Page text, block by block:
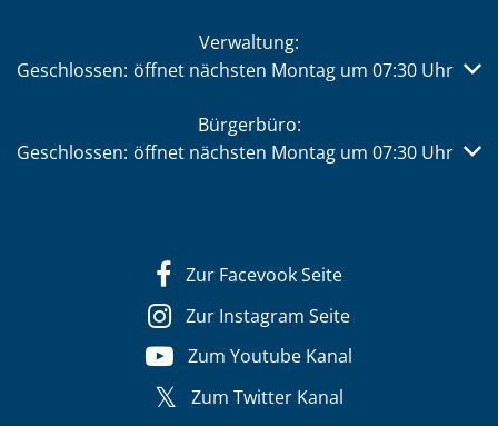
Verwaltung:
Klicken, um weitere Öffnungs- oder Schließzeiten
Geschlossen: öffnet nächsten Montag um 07:30 Uhr
Bürgerbüro:
Klicken, um weitere Öffnungs- oder Schließzeiten
Geschlossen: öffnet nächsten Montag um 07:30 Uhr
Zur Facevook Seite
Zur Instagram Seite
Zum Youtube Kanal
Zum Twitter Kanal